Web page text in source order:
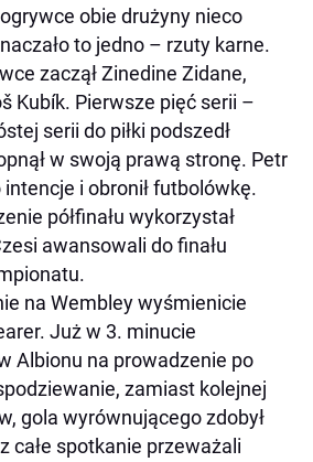
obie drużyny nieco
to jedno – rzuty karne.
zaczął Zinedine Zidane,
Kubík. Pierwsze pięć serii –
serii do piłki podszedł
w swoją prawą stronę. Petr
intencje i obronił futbolówkę.
półfinału wykorzystał
awansowali do finału
na Wembley wyśmienicie
Już w 3. minucie
Albionu na prowadzenie po
zamiast kolejnej
gola wyrównującego zdobył
całe spotkanie przeważali